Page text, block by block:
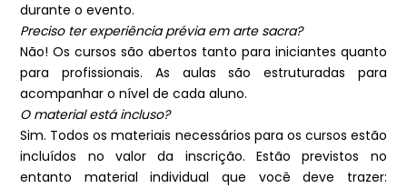
durante o evento.
Preciso ter experiência prévia em arte sacra?
Não! Os cursos são abertos tanto para iniciantes quanto
para profissionais. As aulas são estruturadas para
acompanhar o nível de cada aluno.
O material está incluso?
Sim. Todos os materiais necessários para os cursos estão
incluídos no valor da inscrição. Estão previstos no
entanto material individual que você deve trazer: